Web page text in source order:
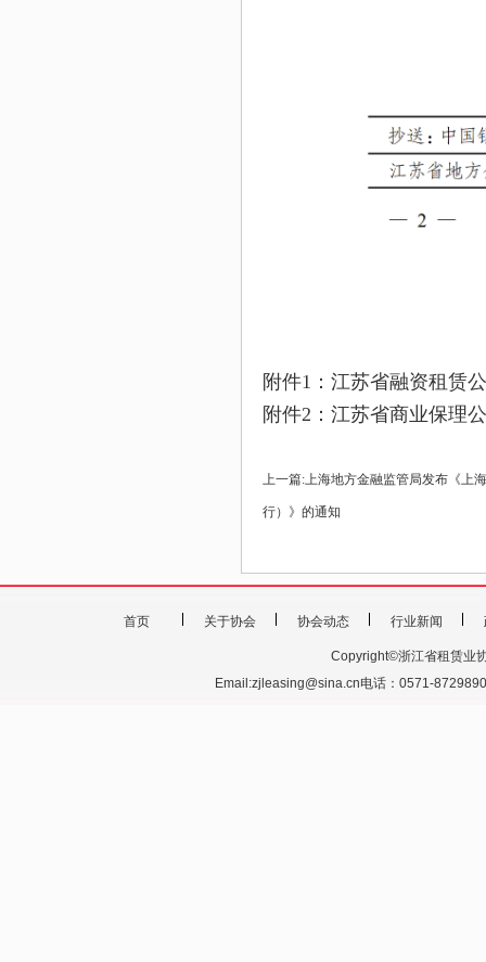
附件1：江苏省融资租赁
附件2：江苏省商业保理
上一篇:上海地方金融监管局发布《上
行）》的通知
首页 关于协会 协会动态 行业新闻
Copyright©浙江省租赁业
Email:zjleasing@sina.cn电话：0571-